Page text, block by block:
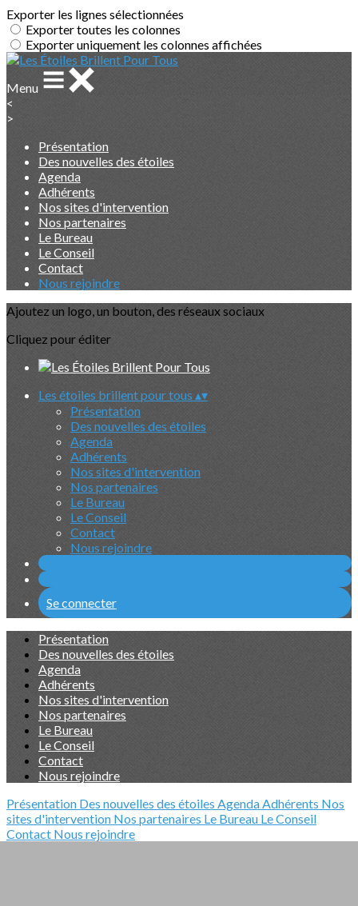
Exporter les lignes sélectionnées
Exporter toutes les colonnes
Exporter uniquement les colonnes affichées
Menu
<
>
Présentation
Des nouvelles des étoiles
Agenda
Adhérents
Nos sites d'intervention
Nos partenaires
Le Bureau
Le Conseil
Contact
Nous rejoindre
Ajoutez un logo, un bouton, des réseaux sociaux
Cliquez pour éditer
Les étoiles brillent pour tous ▴▾
Présentation
Des nouvelles des étoiles
Agenda
Adhérents
Nos sites d'intervention
Nos partenaires
Le Bureau
Le Conseil
Contact
Nous rejoindre
Se connecter
Présentation
Des nouvelles des étoiles
Agenda
Adhérents
Nos sites d'intervention
Nos partenaires
Le Bureau
Le Conseil
Contact
Nous rejoindre
Présentation Des nouvelles des étoiles AgendaAdhérents Nos
sites d'intervention Nos partenaires Le Bureau Le Conseil
Contact Nous rejoindre